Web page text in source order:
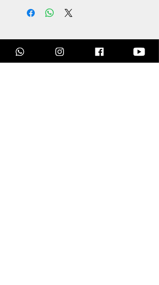
Productos